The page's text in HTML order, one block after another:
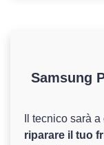
Samsung
Il tecnico sarà
riparare il tuo